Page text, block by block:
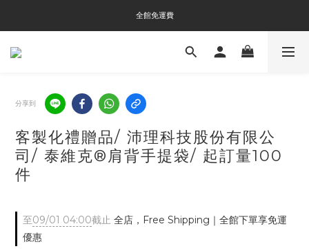
全館免運費
全館免運費
全館消費滿$3000即贈Tyvek®環保袋
分享到
客製化禮贈品/ 沛理科技股份有限公
司/ 泰維克®肩背手提袋/ 起訂量100
件
至09/01 04:00截止 全店，Free Shipping｜全館下單享免運
優惠